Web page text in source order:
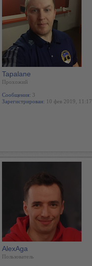
Tapalane
Прохожий
Сообщения: 3
Зарегистрирован: 10 фев 2019, 11:17
AlexAga
Пользователь